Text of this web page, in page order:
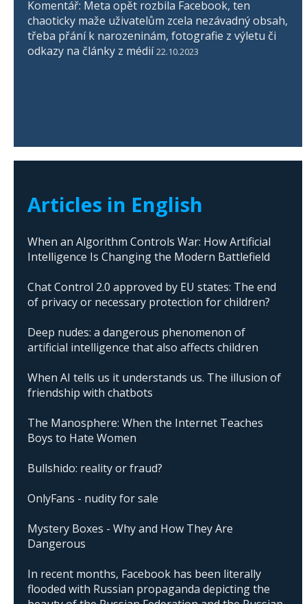
Komentář: Meta opět rozbila Facebook, ten
chaoticky maže uživatelům zcela nezávadný obsah,
třeba přání k narozeninám, fotografie z výletu či
odkazy na články z médií 22.10.2023
Articles in English
When an Algorithm Controls War: How Artificial
Intelligence Is Changing the Modern Battlefield
Chat Control 2.0 approved by EU states: The end
of privacy or necessary protection for children?
Deep nudes: a dangerous phenomenon of
artificial intelligence that also affects children
When AI tells us it understands us. The illusion of
friendship with chatbots
The Manosphere: When the Internet Teaches
Boys to Hate Women
Bullshido: reality or fraud?
OnlyFans - nudity for sale
Mystery Boxes - Why and How They Are
Dangerous
In recent months, Facebook has been literally
flooded with Russian propaganda depicting the